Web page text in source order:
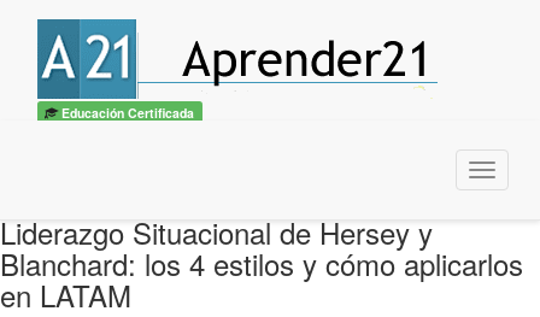
Educación Certificada
Menu
Liderazgo Situacional de Hersey y
Blanchard: los 4 estilos y cómo aplicarlos
en LATAM